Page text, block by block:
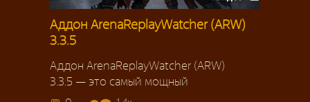
Аддон ArenaReplayWatcher (ARW)
3.3.5
Аддон ArenaReplayWatcher (ARW)
3.3.5 — это самый мощный